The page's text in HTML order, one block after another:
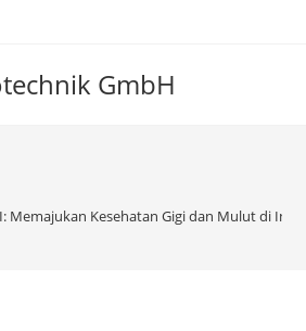
GmbH
Memajukan Kesehatan Gigi dan Mulut di